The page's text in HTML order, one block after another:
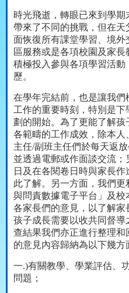
時光飛逝，轉眼已來到學
帶來了不同的挑戰，但在
面恢復所有課堂學習、境
區服務或是各項校園及家
積極投入參與各項學習活
歷。
在學年完結前，也是讓我
工作的重要時刻，特別是
劃的開始。為了更能了解
各範疇的工作成效，除本
主任/副班主任們於每天返
並透過電郵或作面談交流；
日及在各閱卷日時與家長
此了解。另一方面，我們
與問責數據電子平台」及
各家長們的意見，以了解
孩子成長需要以收共同督
查結果我們亦正進行整理
的意見內容歸納為以下幾方
一.)有關教學、學業評估、
問題；